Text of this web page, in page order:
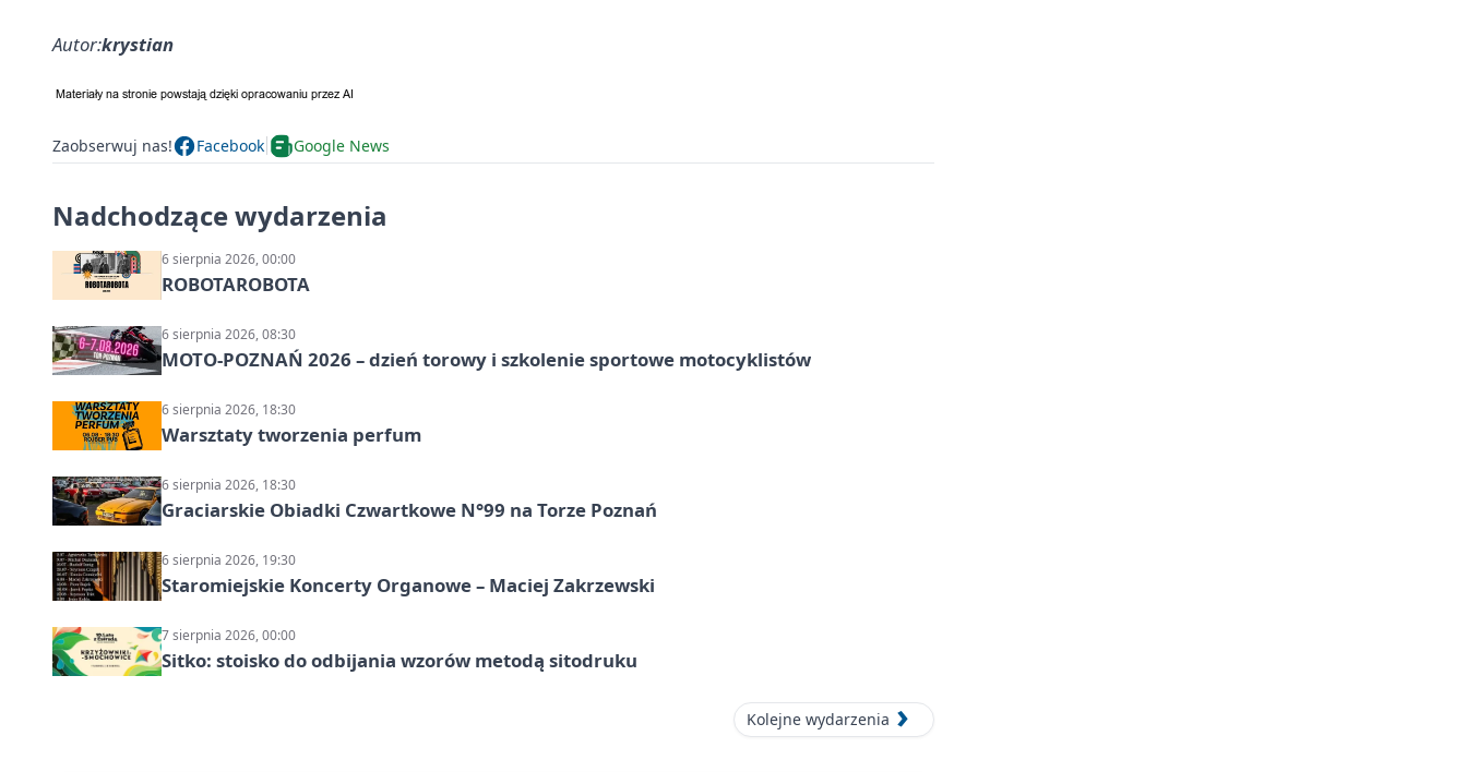
Autor:krystian
Zaobserwuj nas! Facebook Google News
Nadchodzące wydarzenia
6 sierpnia 2026, 00:00
ROBOTAROBOTA
6 sierpnia 2026, 08:30
MOTO-POZNAŃ 2026 – dzień torowy i szkolenie sportowe motocyklistów
6 sierpnia 2026, 18:30
Warsztaty tworzenia perfum
6 sierpnia 2026, 18:30
Graciarskie Obiadki Czwartkowe N°99 na Torze Poznań
6 sierpnia 2026, 19:30
Staromiejskie Koncerty Organowe – Maciej Zakrzewski
7 sierpnia 2026, 00:00
Sitko: stoisko do odbijania wzorów metodą sitodruku
Kolejne wydarzenia